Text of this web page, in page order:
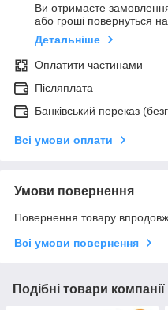
Ви отримаєте
або гроші повернуться
Детальніше
Оплатити частинами
Післяплата
Банківський переказ
Всі умови оплати
Умови повернення
Повернення товару
Всі умови повернення
Подібні товари компанії